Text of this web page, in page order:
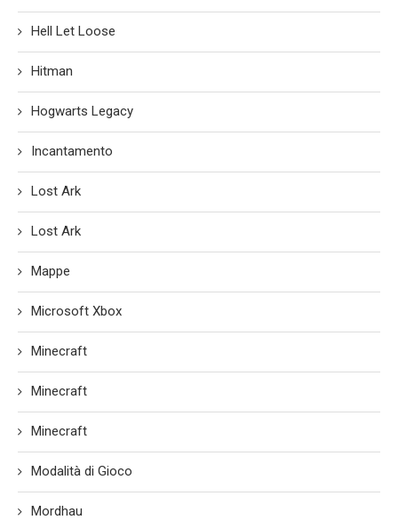
Hell Let Loose
Hitman
Hogwarts Legacy
Incantamento
Lost Ark
Lost Ark
Mappe
Microsoft Xbox
Minecraft
Minecraft
Minecraft
Modalità di Gioco
Mordhau